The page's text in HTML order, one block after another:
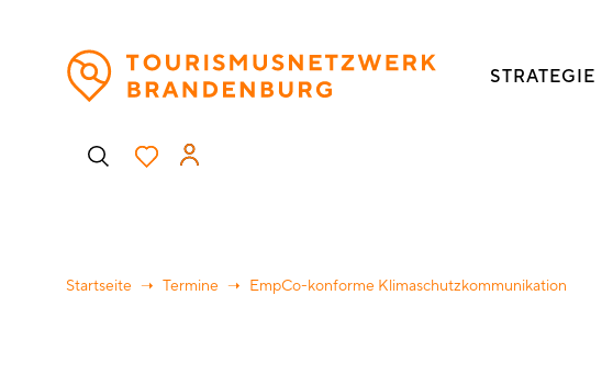
STRATEGIE
Benutzermenü
Startseite Termine EmpCo-konforme Klimaschutzkommunikation